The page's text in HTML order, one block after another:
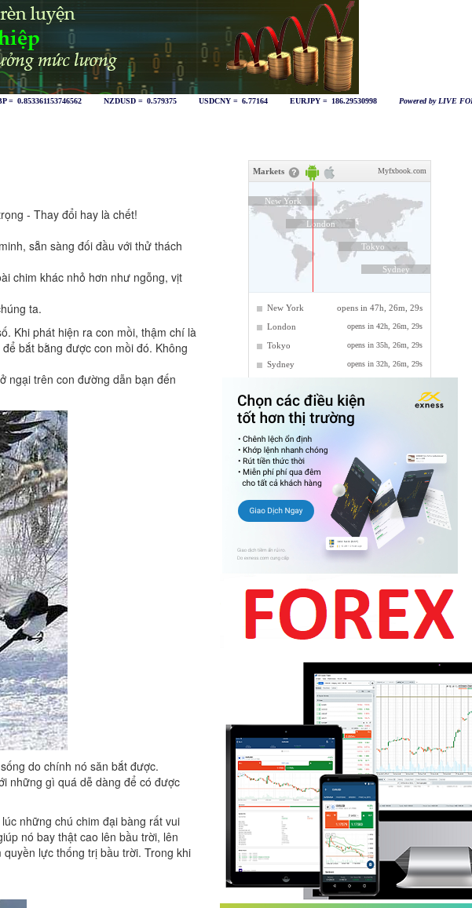
- Thay đổi hay là chết!
sẵn sàng đối đầu với thử thách
chim khác nhỏ hơn như ngỗng, vịt
ta.
Khi phát hiện ra con mồi, thậm chí là
bắt bằng được con mồi đó. Không
ngại trên con đường dẫn bạn đến
do chính nó săn bắt được.
những gì quá dễ dàng để có được
những chú chim đại bàng rất vui
nó bay thật cao lên bầu trời, lên
lực thống trị bầu trời. Trong khi